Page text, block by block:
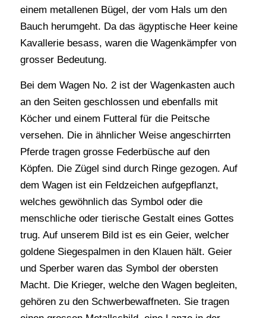
einem metallenen Bügel, der vom Hals um den
Bauch herumgeht. Da das ägyptische Heer keine
Kavallerie besass, waren die Wagenkämpfer von
grosser Bedeutung.
Bei dem Wagen No. 2 ist der Wagenkasten auch
an den Seiten geschlossen und ebenfalls mit
Köcher und einem Futteral für die Peitsche
versehen. Die in ähnlicher Weise angeschirrten
Pferde tragen grosse Federbüsche auf den
Köpfen. Die Zügel sind durch Ringe gezogen. Auf
dem Wagen ist ein Feldzeichen aufgepflanzt,
welches gewöhnlich das Symbol oder die
menschliche oder tierische Gestalt eines Gottes
trug. Auf unserem Bild ist es ein Geier, welcher
goldene Siegespalmen in den Klauen hält. Geier
und Sperber waren das Symbol der obersten
Macht. Die Krieger, welche den Wagen begleiten,
gehören zu den Schwerbewaffneten. Sie tragen